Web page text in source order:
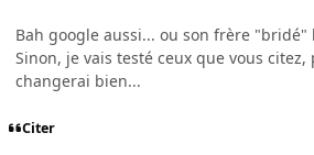
Bah google aussi... ou son frère "bridé"
Sinon, je vais testé ceux que vous citez,
changerai bien...
Citer